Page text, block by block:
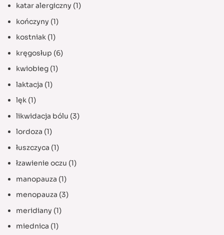
katar alergiczny (1)
kończyny (1)
kostniak(1)
kręgosłup (6)
kwiobieg(1)
laktacja (1)
lęk(1)
likwidacja bólu (3)
lordoza (1)
łuszczyca (1)
łzawienie oczu (1)
manopauza (1)
menopauza (3)
meridiany (1)
miednica (1)